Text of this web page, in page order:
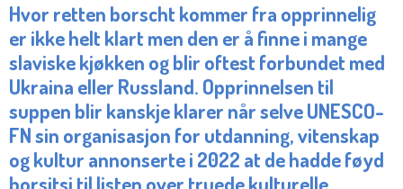
Hvor retten borscht kommer fra opprinnelig
er ikke helt klart men den er å finne i mange
slaviske kjøkken og blir oftest forbundet med
Ukraina eller Russland. Opprinnelsen til
suppen blir kanskje klarer når selveUNESCO-
FN sin organisasjon for utdanning, vitenskap
og kultur annonserte i 2022 at de hadde føyd
borsjtsj til listen over truede kulturelle